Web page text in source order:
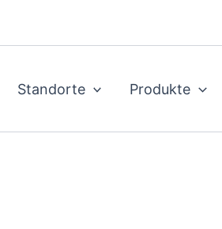
Standorte Produkte